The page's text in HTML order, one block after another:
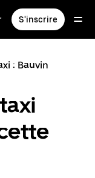
S'inscrire
: Bauvin